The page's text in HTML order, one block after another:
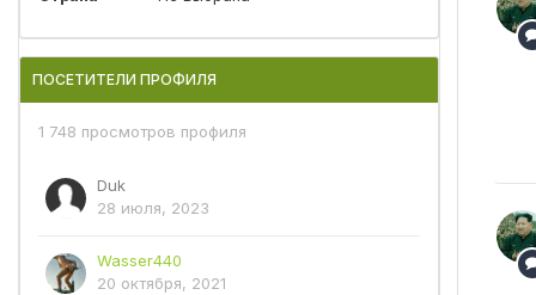
ПОСЕТИТЕЛИ ПРОФИЛЯ
1 748 просмотров профиля
Duk
28 июля, 2023
Wasser440
20 октября, 2021